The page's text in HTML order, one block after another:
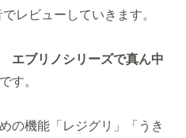
レビューしていきます。
エブリノシリーズで真ん中
です。
の機能「レジグリ」「うき